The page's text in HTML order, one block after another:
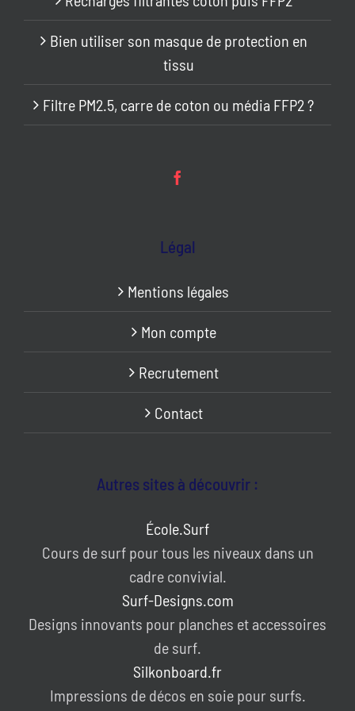
Bien utiliser son masque de protection en
tissu
Filtre PM2.5, carre de coton ou média FFP2 ?
Légal
Mentions légales
Mon compte
Recrutement
Contact
Autres sites à découvrir :
École.Surf
Cours de surf pour tous les niveaux dans un
cadre convivial.
Surf-Designs.com
Designs innovants pour planches et accessoires
de surf.
Silkonboard.fr
Impressions de décos en soie pour surfs.